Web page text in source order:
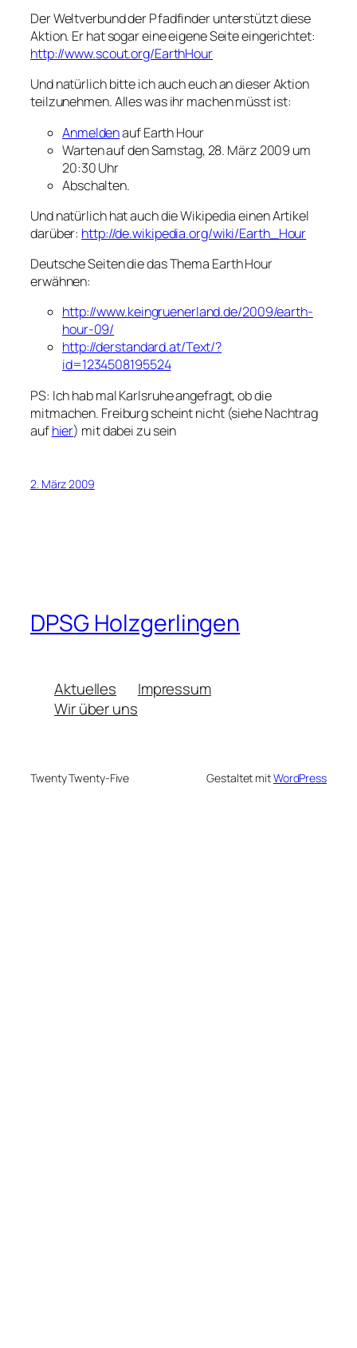
Der Weltverbund der Pfadfinder unterstützt diese
Aktion. Er hat sogar eine eigene Seite eingerichtet:
http://www.scout.org/EarthHour
Und natürlich bitte ich auch euch an dieser Aktion
teilzunehmen. Alles was ihr machen müsst ist:
Anmeldenauf Earth Hour
Warten auf den Samstag, 28. März 2009 um
20:30 Uhr
Abschalten.
Und natürlich hat auch die Wikipedia einen Artikel
darüber: http://de.wikipedia.org/wiki/Earth_Hour
Deutsche Seiten die das Thema Earth Hour
erwähnen:
http://www.keingruenerland.de/2009/earth-
hour-09/
http://derstandard.at/Text/?
id=1234508195524
PS: Ich hab mal Karlsruhe angefragt, ob die
mitmachen. Freiburg scheint nicht (siehe Nachtrag
aufhier) mit dabei zu sein
2. März 2009
DPSG Holzgerlingen
Aktuelles
Wir über uns
Impressum
Twenty Twenty-Five Gestaltet mitWordPress